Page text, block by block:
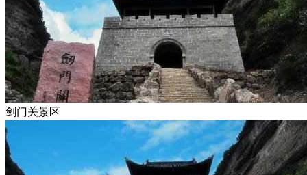
剑门关景区